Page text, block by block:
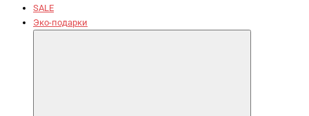
SALE
Эко-подарки